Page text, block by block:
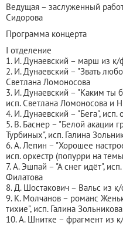
Ведущая – заслуженный
Сидорова
Программа концерта
I отделение
1. И. Дунаевский – марш из
2. И. Дунаевский – "Звать
Светлана Ломоносова
3. И. Дунаевский – "Каким ты
исп. Светлана Ломоносова и
4. И. Дунаевский – "Бега", исп.
5. В. Баснер – "Белой акации
Турбиных", исп. Галина
6. А. Лепин – "Хорошее
исп. оркестр (попурри на
7. А. Эшпай – "А снег идёт",
Филатова
8. Д. Шостакович – Вальс из
9. К. Молчанов – романс
тихие", исп. Галина Зольникова
10. А. Шнитке – фрагмент из